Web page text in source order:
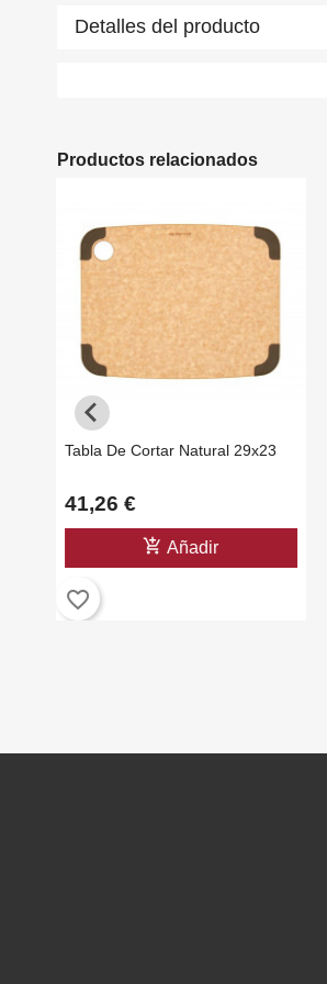
Detalles del producto
Productos relacionados
Tabla De Cortar Natural 29x23
41,26 €
add_shopping_cart Añadir
favorite_border